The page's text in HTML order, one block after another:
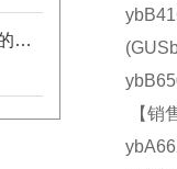
ELISA试剂盒用专业的知识、专业的设备
【销